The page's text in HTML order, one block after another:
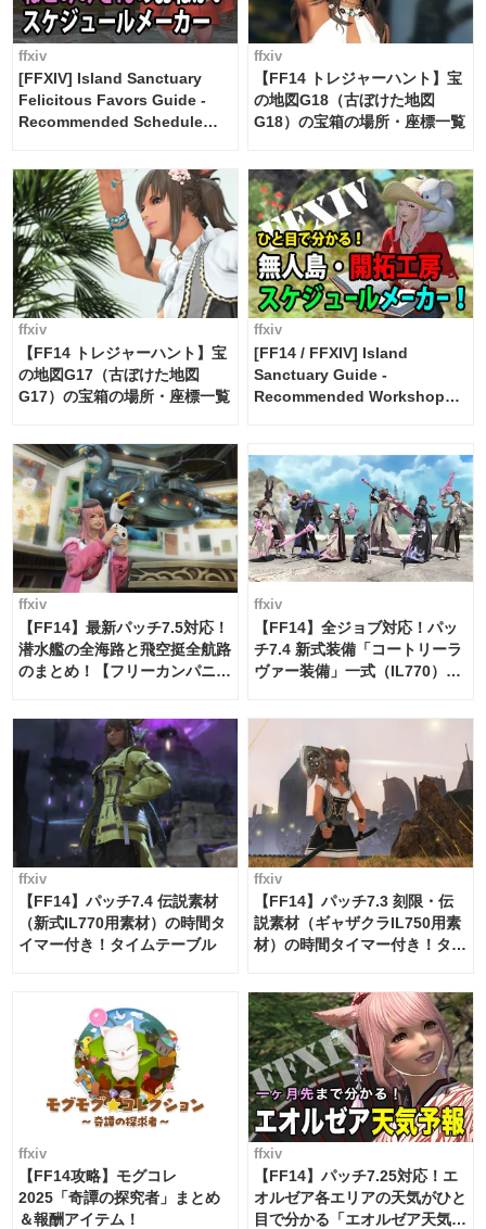
ffxiv
[FFXIV] Island Sanctuary
Felicitous Favors Guide -
Recommended Schedule
ffxiv
【FF14 トレジャーハント】宝
の地図G18（古ぼけた地図
G18）の宝箱の場所・座標一覧
ffxiv
【FF14 トレジャーハント】宝
の地図G17（古ぼけた地図
G17）の宝箱の場所・座標一覧
ffxiv
[FF14 / FFXIV] Island
Sanctuary Guide -
Recommended Workshop
ffxiv
【FF14】最新パッチ7.5対応！
潜水艦の全海路と飛空挺全航路
のまとめ！【フリーカンパニ
ffxiv
【FF14】全ジョブ対応！パッ
チ7.4 新式装備「コートリーラ
ヴァー装備」一式（IL770）の
ffxiv
【FF14】パッチ7.4 伝説素材
（新式IL770用素材）の時間タ
イマー付き！タイムテーブル
ffxiv
【FF14】パッチ7.3 刻限・伝
説素材（ギャザクラIL750用素
材）の時間タイマー付き！タイ
ffxiv
【FF14攻略】モグコレ
2025「奇譚の探究者」まとめ
＆報酬アイテム！
ffxiv
【FF14】パッチ7.25対応！エ
オルゼア各エリアの天気がひと
目で分かる「エオルゼア天気予